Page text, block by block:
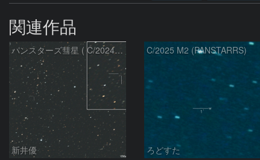
関連作品
パンスターズ彗星 ( C/2024R4 )：2026/07/27
新井優
C/2025 M2 (PANSTARRS)
ろどすた